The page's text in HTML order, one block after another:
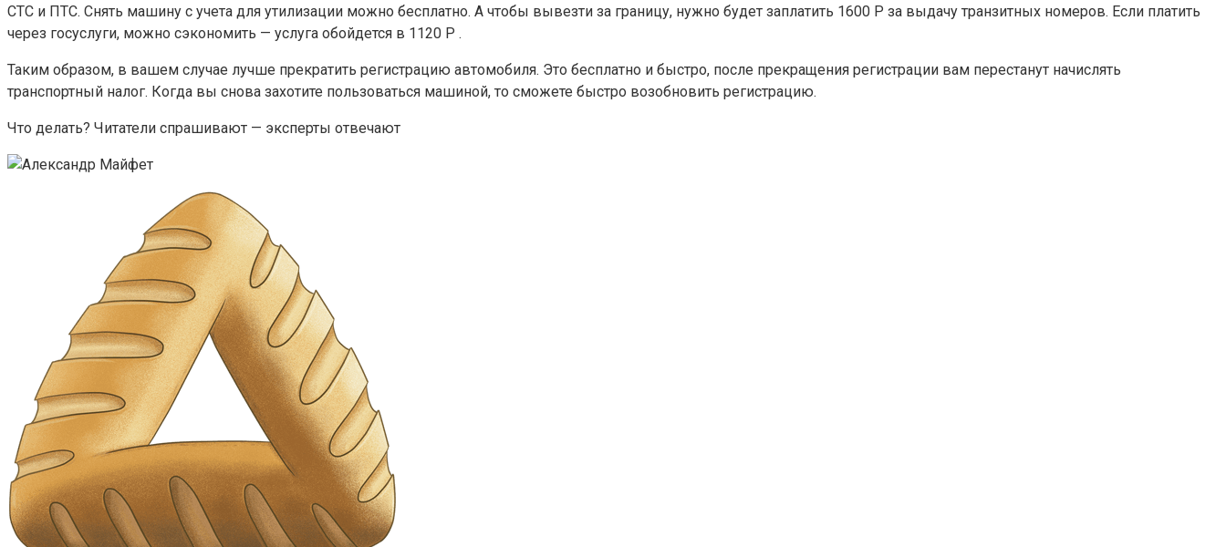
СТС и ПТС. Снять машину с учета для утилизации можно бесплатно. А чтобы вывезти за границу, нужно будет заплатить 1600 Р за выдачу транзитных номеров. Если платить
через госуслуги, можно сэкономить — услуга обойдется в 1120 Р .
Таким образом, в вашем случае лучше прекратить регистрацию автомобиля. Это бесплатно и быстро, после прекращения регистрации вам перестанут начислять
транспортный налог. Когда вы снова захотите пользоваться машиной, то сможете быстро возобновить регистрацию.
Что делать? Читатели спрашивают — эксперты отвечают